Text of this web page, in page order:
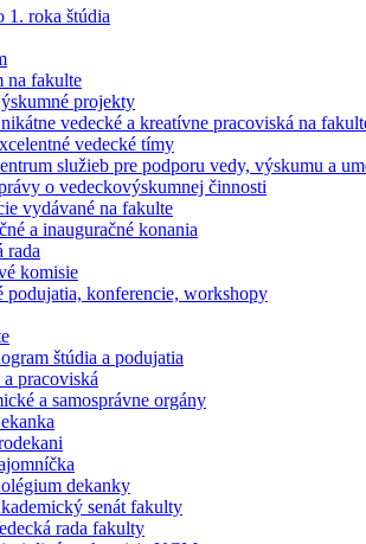
1. roka štúdia
na fakulte
projekty
vedecké a kreatívne pracoviská na
vedecké tímy
služieb pre podporu vedy, výskumu a
o vedeckovýskumnej činnosti
vydávané na fakulte
a inauguračné konania
rada
komisie
podujatia, konferencie, workshopy
štúdia a podujatia
pracoviská
a samosprávne orgány
dekanky
senát fakulty
rada fakulty